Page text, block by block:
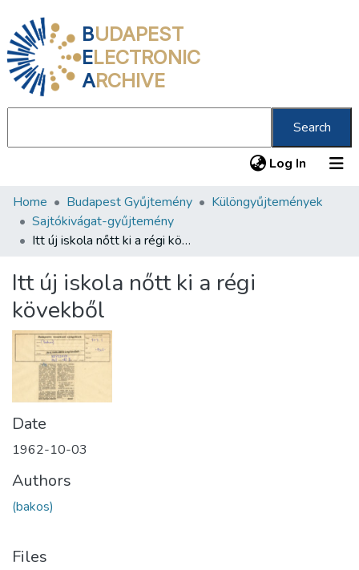
BUDAPEST
ELECTRONIC
ARCHIVE
Search
Log In (current)
Communities & Collections
All of DSpace
About us
Home Budapest Gyűjtemény
Különgyűjtemények
Sajtókivágat-gyűjtemény
Itt új iskola nőtt ki a régi kövekből
Itt új iskola nőtt ki a régi
kövekből
Date
1962-10-03
Authors
(bakos)
Files